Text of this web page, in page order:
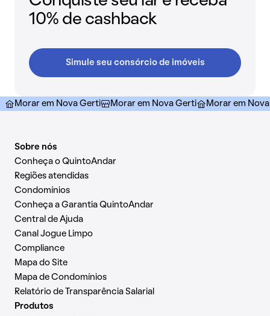
10% de cashback
Simule seu consórcio de imóveis
Morar em Nova Gerti Morar em Nova Gerti Morar em
Sobre nós
Conheça o QuintoAndar
Regiões atendidas
Condomínios
Conheça a Garantia QuintoAndar
Central de Ajuda
Canal Jogue Limpo
Compliance
Mapa do Site
Mapa de Condomínios
Relatório de Transparência Salarial
Produtos